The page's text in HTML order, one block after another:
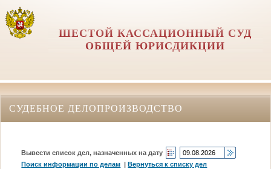
ШЕСТОЙ КАССАЦИОННЫЙ СУД
ОБЩЕЙ ЮРИСДИКЦИИ
СУДЕБНОЕ ДЕЛОПРОИЗВОДСТВО
Вывести список дел, назначенных на дату
Поиск информации по делам |Вернуться к списку дел